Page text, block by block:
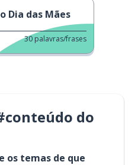
Dia das Mães
30 palavras/frases
do
os temas de que